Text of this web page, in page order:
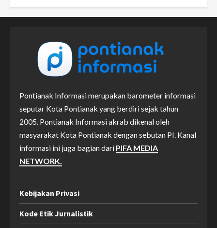
Pontianak Informasi merupakan barometer informasi
seputar Kota Pontianak yang berdiri sejak tahun
2005. Pontianak Informasi akrab dikenal oleh
masyarakat Kota Pontianak dengan sebutan PI. Kanal
informasi ini juga bagian dari PIFA MEDIA
NETWORK.
Kebijakan Privasi
Kode Etik Jurnalistik